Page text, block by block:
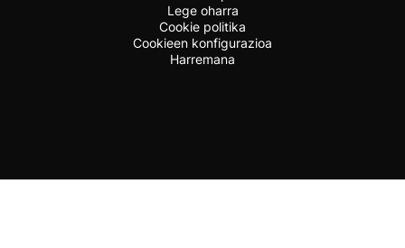
Lege oharra
Cookie politika
Cookieen konfigurazioa
Harremana